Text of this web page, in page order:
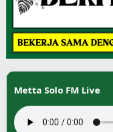
Metta Solo FM Live